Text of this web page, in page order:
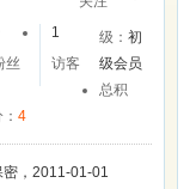
丝
1
访客
级：初
级会员
总积
4
密，2011-01-01